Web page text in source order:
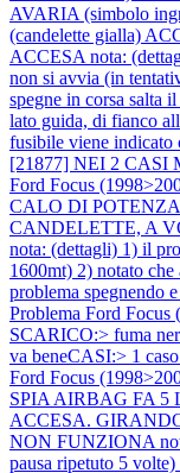
AVARIA (simbolo
(candelette gialla)
ACCESA nota:
non si avvia (in
spegne in corsa salta
lato guida, di fianco
fusibile viene indicato
[21877] NEI 2 CASI
Ford Focus
CALO DI
CANDELETTE, A
nota: (dettagli) 1) il
1600mt) 2) notato
problema spegnendo
Problema Ford
SCARICO:> fuma
va beneCASI:> 1
Ford Focus
SPIA AIRBAG FA 5
ACCESA.
NON FUNZIONA
pausa ripetuto 5